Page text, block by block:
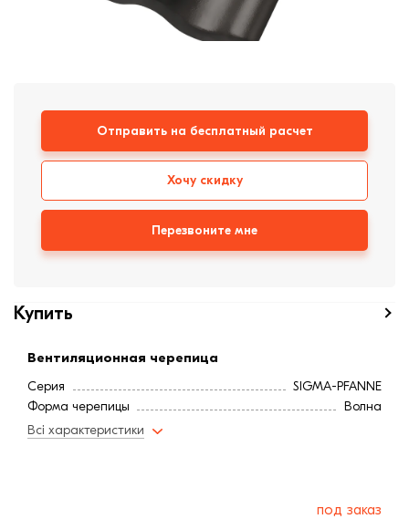
Клинкерная плитка
Строительные
смеси
Отправить на бесплатный расчет
Хочу скидку
Перезвоните мне
Купить
Вентиляционная черепица
Серия
SIGMA-PFANNE
Форма черепицы
Волна
Всі характеристики
под заказ